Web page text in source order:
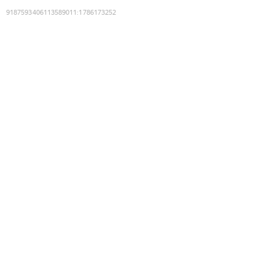
9187593406113589011 :1786173252